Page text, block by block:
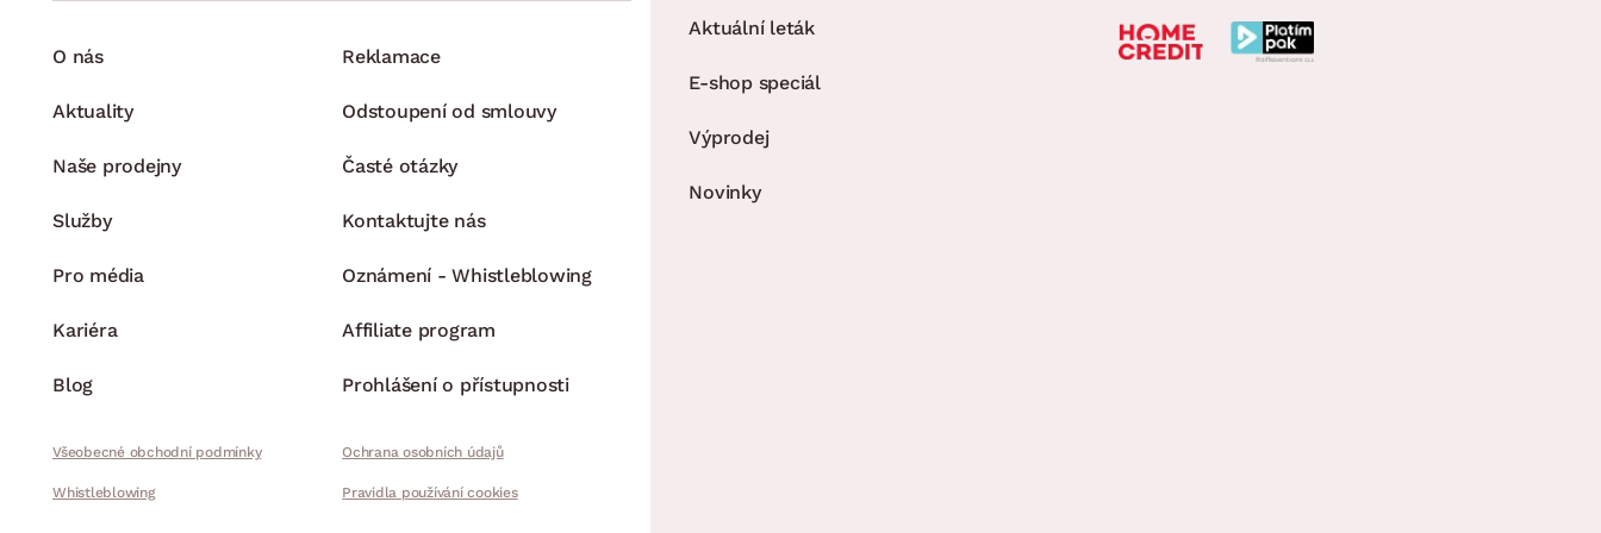
O nás
Aktuality
Naše prodejny
Služby
Pro média
Kariéra
Blog
Reklamace
Odstoupení od smlouvy
Časté otázky
Kontaktujte nás
Oznámení - Whistleblowing
Affiliate program
Prohlášení o přístupnosti
Všeobecné obchodní podmínky Ochrana osobních údajů
Whistleblowing Pravidla používání cookies
Aktuální leták
E-shop speciál
Výprodej
Novinky